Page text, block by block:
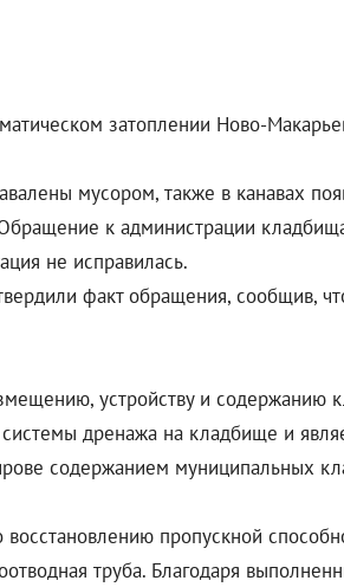
затоплении Ново-
мусором, также в канавах
к администрации
не исправилась.
факт обращения, сообщив,
устройству и содержанию
дренажа на кладбище и
содержанием муниципальных
пропускной
труба. Благодаря